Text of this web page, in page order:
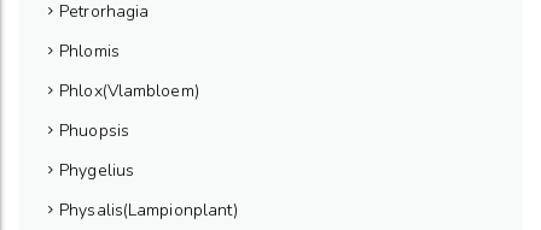
Petrorhagia
Phlomis
Phlox(Vlambloem)
Phuopsis
Phygelius
Physalis(Lampionplant)